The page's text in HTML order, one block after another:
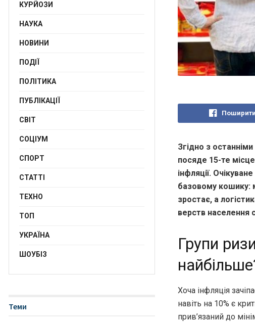
Згідно з
посяде 15-те
інфляції.
базовому кошику:
зростає, а
верств населення
Групи
Хоча інфляція
навіть на 10% є
прив’язаний до
КУРЙОЗИ
НАУКА
НОВИНИ
ПОДІЇ
ПОЛІТИКА
ПУБЛІКАЦІЇ
СВІТ
СОЦІУМ
СПОРТ
СТАТТІ
ТЕХНО
ТОП
УКРАЇНА
ШОУБІЗ
Теми